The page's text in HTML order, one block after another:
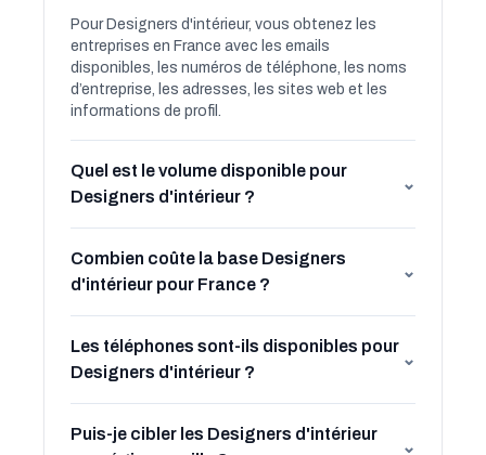
Pour Designers d'intérieur, vous obtenez les
entreprises en France avec les emails
disponibles, les numéros de téléphone, les noms
d’entreprise, les adresses, les sites web et les
informations de profil.
Quel est le volume disponible pour
Designers d'intérieur ?
⌄
Combien coûte la base Designers
d'intérieur pour France ?
⌄
Les téléphones sont-ils disponibles pour
Designers d'intérieur ?
⌄
Puis-je cibler les Designers d'intérieur
⌄